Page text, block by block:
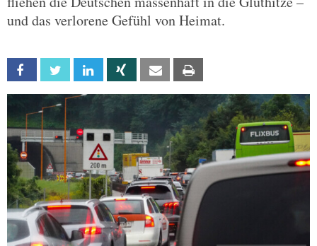
und das verlorene Gefühl von Heimat.
Facebook Twitter Linkedin Xing Email